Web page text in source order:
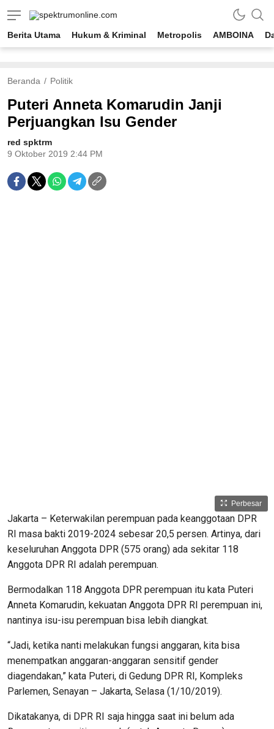
spektrumonline.com
Berita Utama Hukum & Kriminal Metropolis AMBOINA
Beranda Politik
Puteri Anneta Komarudin Janji
Perjuangkan Isu Gender
red spktrm
9 Oktober 2019 2:44 PM
Perbesar
Jakarta – Keterwakilan perempuan pada keanggotaan DPR
RI masa bakti 2019-2024 sebesar 20,5 persen. Artinya, dari
keseluruhan Anggota DPR (575 orang) ada sekitar 118
Anggota DPR RI adalah perempuan.
Bermodalkan 118 Anggota DPR perempuan itu kata Puteri
Anneta Komarudin, kekuatan Anggota DPR RI perempuan ini,
nantinya isu-isu perempuan bisa lebih diangkat.
“Jadi, ketika nanti melakukan fungsi anggaran, kita bisa
menempatkan anggaran-anggaran sensitif gender
diagendakan,” kata Puteri, di Gedung DPR RI, Kompleks
Parlemen, Senayan – Jakarta, Selasa (1/10/2019).
Dikatakanya, di DPR RI saja hingga saat ini belum ada